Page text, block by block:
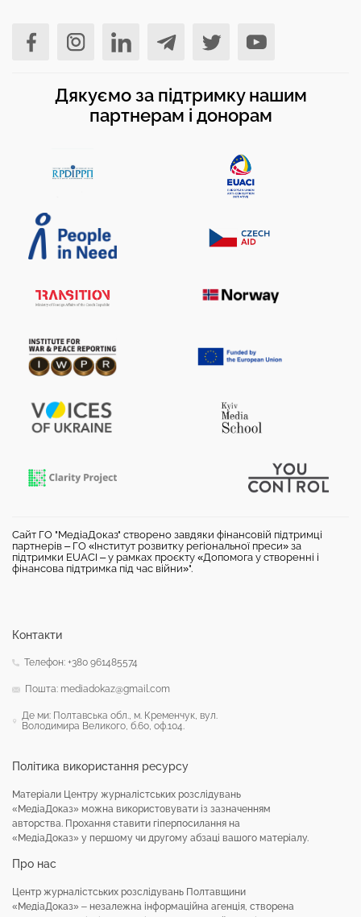
Дякуємо за підтримку нашим
партнерам і донорам
Сайт ГО "МедіаДоказ" створено завдяки фінансовій підтримці
партнерів – ГО «Інститут розвитку регіональної преси» за
підтримки EUACI – у рамках проєкту «Допомога у створенні і
фінансова підтримка під час війни»".
Про нас
Центр журналістських розслідувань Полтавщини
«МедіаДоказ» – незалежна інформаційна агенція, створена
Політика використання ресурсу
Матеріали Центру журналістських розслідувань
«МедіаДоказ» можна використовувати із зазначенням
авторства. Прохання ставити гіперпосилання на
«МедіаДоказ» у першому чи другому абзаці вашого матеріалу.
Контакти
Телефон: +380 961485574
Пошта: mediadokaz@gmail.com
Де ми: Полтавська обл., м. Кременчук, вул.
Володимира Великого, б.60, оф.104.